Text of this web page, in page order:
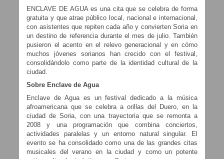
ENCLAVE DE AGUA es una cita que se celebra de forma
gratuita y que atrae público local, nacional e internacional,
con asistentes que repiten cada año y convierten Soria en
un destino de referencia durante el mes de julio. También
pusieron el acento en el relevo generacional y en cómo
muchos jóvenes sorianos han crecido con el festival,
consolidándolo como parte de la identidad cultural de la
ciudad.
Sobre Enclave de Agua
Enclave de Agua es un festival dedicado a la música
afroamericana que se celebra a orillas del Duero, en la
ciudad de Soria, con una trayectoria que se remonta a
2008 y una programación que combina conciertos,
actividades paralelas y un entorno natural singular. El
evento se ha consolidado como una de las grandes citas
musicales del verano en la ciudad y como un potente